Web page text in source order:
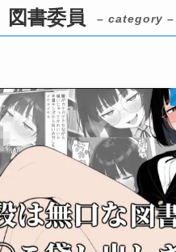
図書委員 – category –